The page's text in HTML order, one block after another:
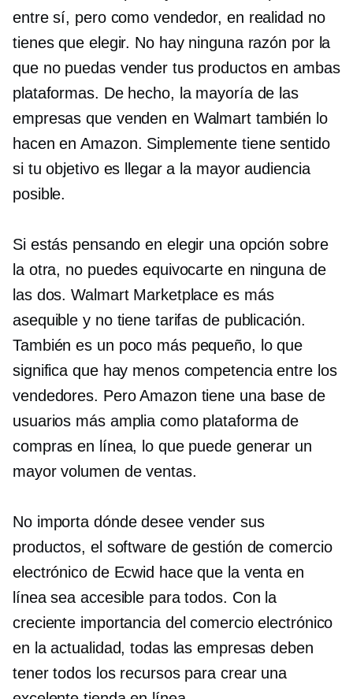
entre sí, pero como vendedor, en realidad no
tienes que elegir. No hay ninguna razón por la
que no puedas vender tus productos en ambas
plataformas. De hecho, la mayoría de las
empresas que venden en Walmart también lo
hacen en Amazon. Simplemente tiene sentido
si tu objetivo es llegar a la mayor audiencia
posible.
Si estás pensando en elegir una opción sobre
la otra, no puedes equivocarte en ninguna de
las dos. Walmart Marketplace es más
asequible y no tiene tarifas de publicación.
También es un poco más pequeño, lo que
significa que hay menos competencia entre los
vendedores. Pero Amazon tiene una base de
usuarios más amplia como plataforma de
compras en línea, lo que puede generar un
mayor volumen de ventas.
No importa dónde desee vender sus
productos, el software de gestión de comercio
electrónico de Ecwid hace que la venta en
línea sea accesible para todos. Con la
creciente importancia del comercio electrónico
en la actualidad, todas las empresas deben
tener todos los recursos para crear una